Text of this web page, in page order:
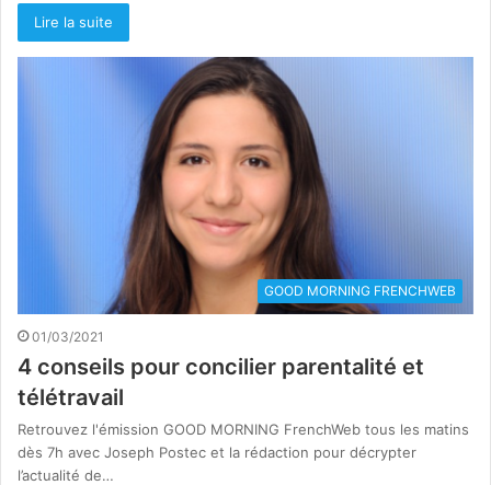
Lire la suite
GOOD MORNING FRENCHWEB
01/03/2021
4 conseils pour concilier parentalité et
télétravail
Retrouvez l'émission GOOD MORNING FrenchWeb tous les matins
dès 7h avec Joseph Postec et la rédaction pour décrypter
l’actualité de…